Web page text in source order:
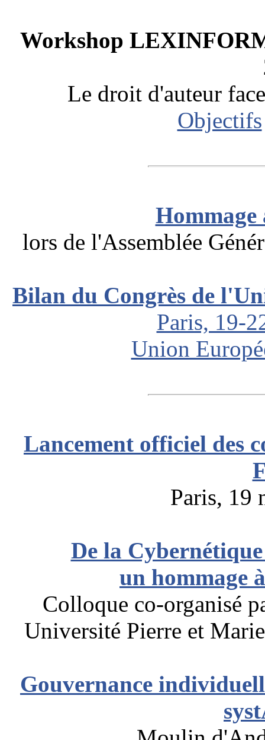
Workshop
Le droit d'auteur
Objectifs
lors de l'Assemblée
Bilan du Congrès de
Paris, 19-
Union
Lancement officiel des
Paris, 19
De la Cybernétique
un hommage
Colloque co-organisé
Université Pierre et
Gouvernance